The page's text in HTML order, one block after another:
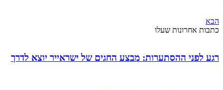
הבא
כתבות אחרונות שעלו
רגע לפני ההסתערות: מבצע החגים של ישראייר יוצא לדרך